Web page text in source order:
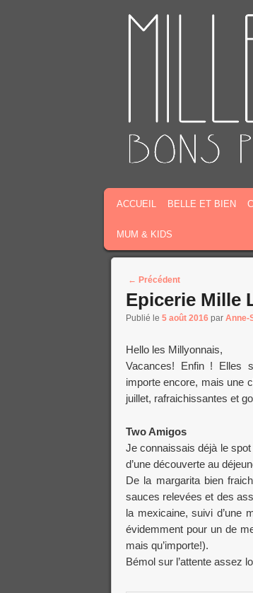
MASQUER LA
MASQUER LA
ACCUEIL BELLE ET BIEN
MUM & KIDS
Post navigation
← Précédent
Epicerie Mille
Publié le 5 août 2016 par Anne-
Hello les Millyonnais,
Vacances! Enfin ! Elles
importe encore, mais une
juillet, rafraichissantes et
Two Amigos
Je connaissais déjà le
d’une découverte au
De la margarita bien
sauces relevées et des
la mexicaine, suivi d’une
évidemment pour un de
mais qu’importe!).
Bémol sur l’attente assez